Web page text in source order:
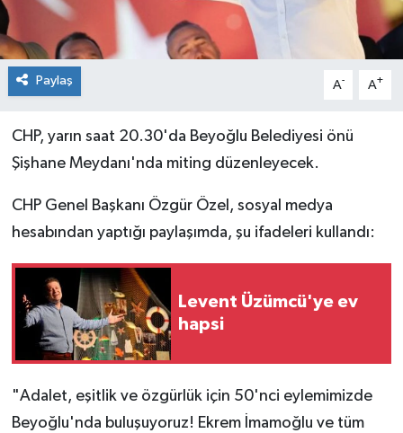
Paylaş A- A+
CHP, yarın saat 20.30'da Beyoğlu Belediyesi önü
Şişhane Meydanı'nda miting düzenleyecek.
CHP Genel Başkanı Özgür Özel, sosyal medya
hesabından yaptığı paylaşımda, şu ifadeleri kullandı:
Levent Üzümcü'ye ev
hapsi
"Adalet, eşitlik ve özgürlük için 50'nci eylemimizde
Beyoğlu'nda buluşuyoruz! Ekrem İmamoğlu ve tüm